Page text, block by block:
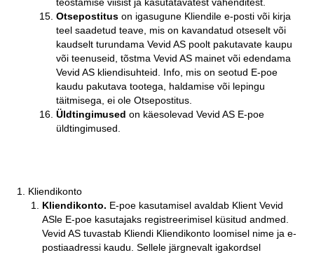
Otsepostitus on igasugune Kliendile e-posti või kirja
teel saadetud teave, mis on kavandatud otseselt või
kaudselt turundama Vevid AS poolt pakutavate kaupu
või teenuseid, tõstma Vevid AS mainet või edendama
Vevid AS kliendisuhteid. Info, mis on seotud E-poe
kaudu pakutava tootega, haldamise või lepingu
täitmisega, ei ole Otsepostitus.
Üldtingimused on käesolevad Vevid AS E-poe
üldtingimused.
Kliendikonto
Kliendikonto. E-poe kasutamisel avaldab Klient Vevid
ASle E-poe kasutajaks registreerimisel küsitud andmed.
Vevid AS tuvastab Kliendi Kliendikonto loomisel nime ja e-
postiaadressi kaudu. Sellele järgnevalt igakordsel